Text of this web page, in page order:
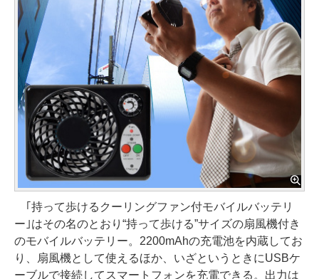
｢持って歩けるクーリングファン付モバイルバッテリ
ー｣はその名のとおり“持って歩ける”サイズの扇風機付き
のモバイルバッテリー。2200mAhの充電池を内蔵してお
り、扇風機として使えるほか、いざというときにUSBケ
ーブルで接続してスマートフォンを充電できる。出力は